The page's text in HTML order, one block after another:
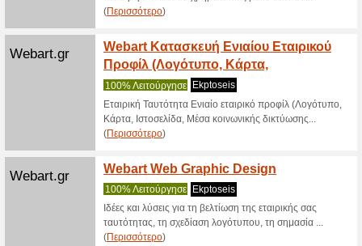
Φίλτρο:
Internet -
Senetic.gr
100%